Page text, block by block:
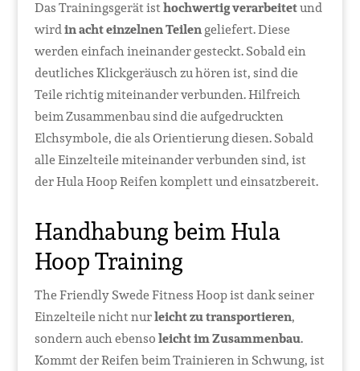
Das Trainingsgerät isthochwertig verarbeitetund
wirdin acht einzelnen Teilengeliefert. Diese
werden einfach ineinander gesteckt. Sobald ein
deutliches Klickgeräusch zu hören ist, sind die
Teile richtig miteinander verbunden. Hilfreich
beim Zusammenbau sind die aufgedruckten
Elchsymbole, die als Orientierung diesen. Sobald
alle Einzelteile miteinander verbunden sind, ist
der Hula Hoop Reifen komplett und einsatzbereit.
Handhabung beim Hula
Hoop Training
The Friendly Swede Fitness Hoop ist dank seiner
Einzelteile nicht nurleicht zu transportieren,
sondern auch ebensoleicht im Zusammenbau.
Kommt der Reifen beim Trainieren in Schwung, ist